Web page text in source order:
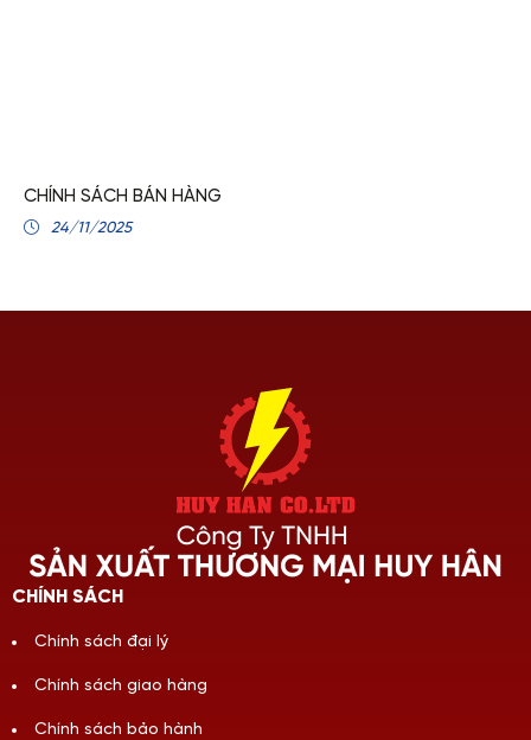
CHÍNH SÁCH BÁN HÀNG
24/11/2025
CHÍNH SÁCH
Chính sách đại lý
Chính sách giao hàng
Chính sách bảo hành